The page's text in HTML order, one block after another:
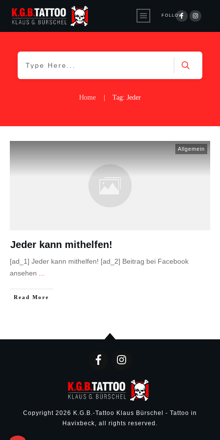
FOLLOW
Home Tag: Jeder
Allgemein
Jeder kann mithelfen!
[ad_1] Jeder kann mithelfen! [ad_2] Beitrag bei Facebook
ansehen
Read More
Copyright 2026 K.G.B.-Tattoo Klaus Bürschel - Tattoo in
Havixbeck, all rights reserved.